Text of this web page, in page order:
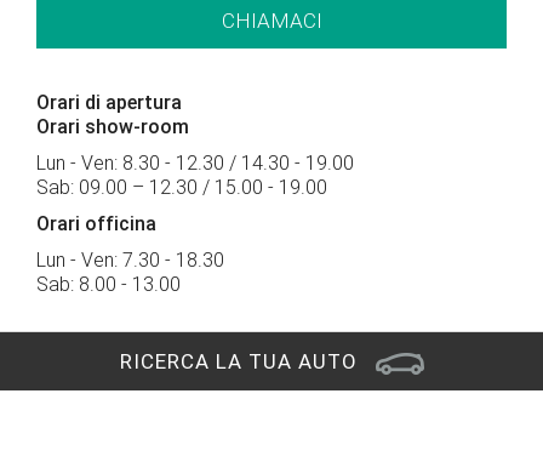
RICERCA LA TUA AUTO
CHIAMACI
Orari di apertura
Orari show-room
Lun - Ven: 8.30 - 12.30 / 14.30 - 19.00
Sab: 09.00 – 12.30 / 15.00 - 19.00
Orari officina
Lun - Ven: 7.30 - 18.30
Sab: 8.00 - 13.00